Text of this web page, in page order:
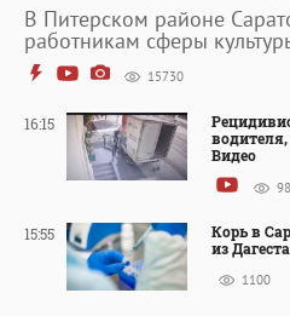
В Питерском районе
работникам сферы
15730
16:15
водителя,
Видео
15:55
Корь в
из
1100